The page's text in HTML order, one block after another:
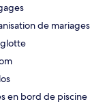
de mariages
en bord de piscine